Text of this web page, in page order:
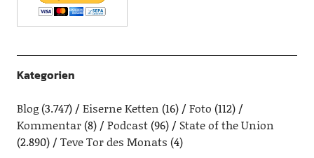
Kategorien
Blog(3.747) Eiserne Ketten (16) Foto (112)
Kommentar(8) Podcast(96)
State of the Union
(2.890)
Teve Tor des Monats (4)